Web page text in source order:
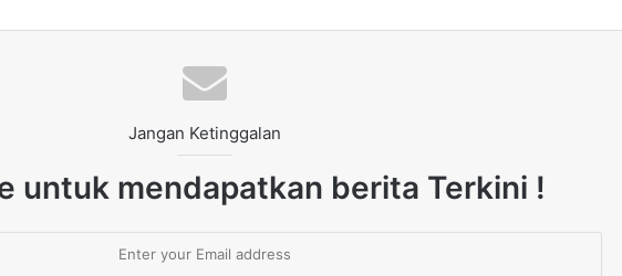
Jangan Ketinggalan
untuk mendapatkan berita Terkini !